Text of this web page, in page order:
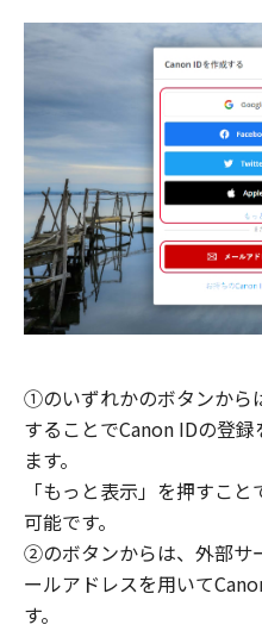
①のいずれかのボタンから
することでCanon IDの登
ます。
「もっと表示」を押すこ
可能です。
②のボタンからは、外部サ
ールアドレスを用いて
す。